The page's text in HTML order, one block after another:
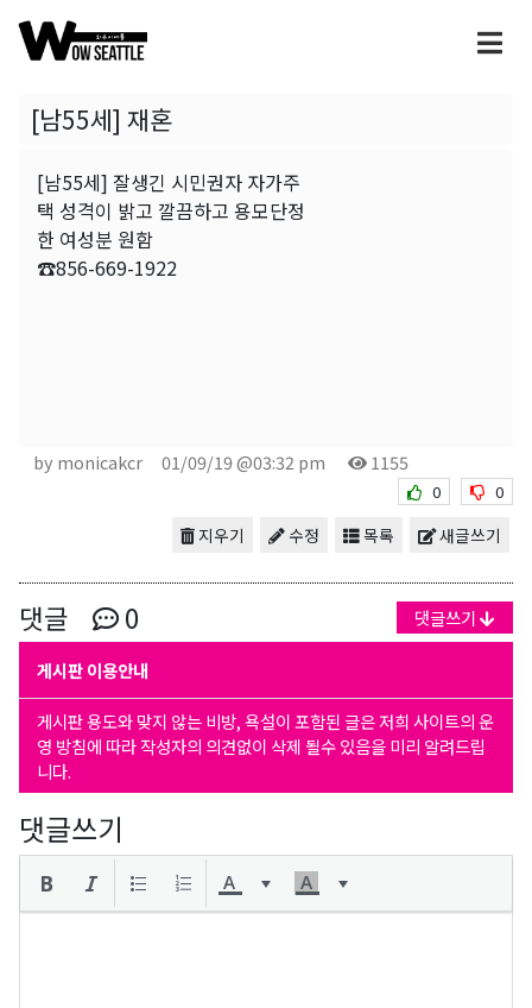
[남55세] 재혼
[남55세] 잘생긴 시민권자 자가주
택 성격이 밝고 깔끔하고 용모단정
한 여성분 원함
☎856-669-1922
by monicakcr 01/09/19 @03:32 pm 1155
0 0
새글쓰기
목록
수정
지우기
댓글 0 댓글쓰기
게시판 이용안내
게시판 용도와 맞지 않는 비방, 욕설이 포함된 글은 저희 사이트의 운
영 방침에 따라 작성자의 의견없이 삭제 될수 있음을 미리 알려드립
니다.
댓글쓰기